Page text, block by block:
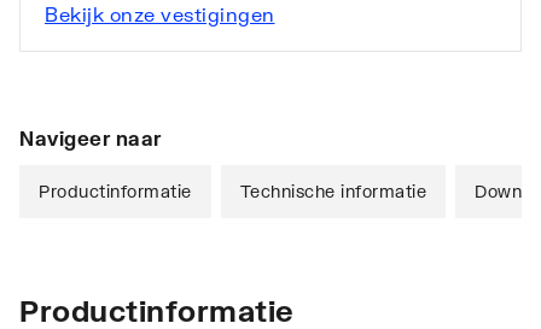
Bekijk onze vestigingen
Navigeer naar
Productinformatie Technische informatie
Productinformatie